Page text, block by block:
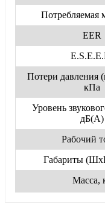
Потребляемая
EER
Потери давления
кПа
Уровень
дБ(А)
Рабочий
Габариты
Масса,